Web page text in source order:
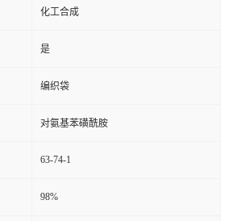
化工合成
是
编织袋
对氨基苯磺酰胺
63-74-1
98%